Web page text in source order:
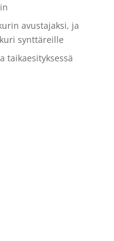
avustajaksi, ja
synttäreille
taikaesityksessä